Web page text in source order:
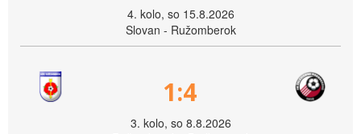
4. kolo, so 15.8.2026
Slovan - Ružomberok
1:4
3. kolo, so 8.8.2026